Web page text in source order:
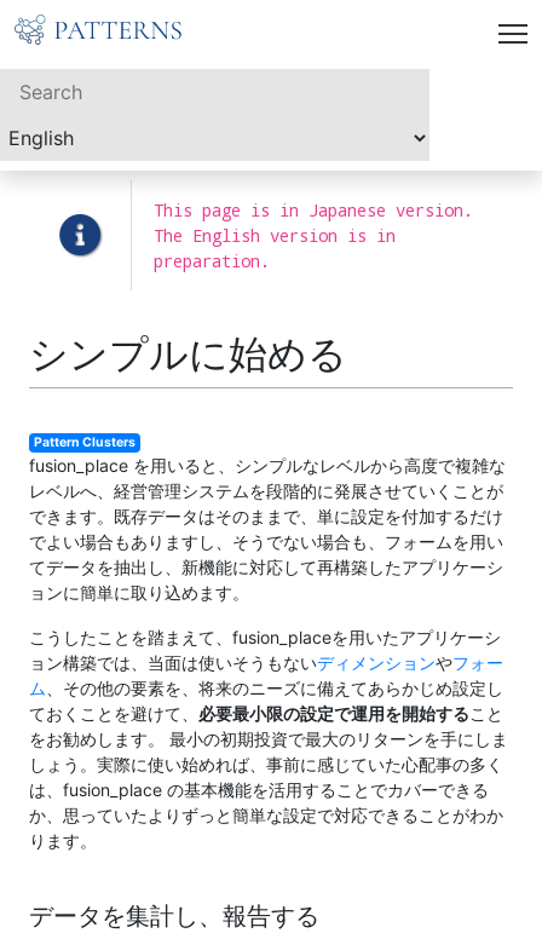
This page is in Japanese version.
The English version is in
preparation.
シンプルに始める
Pattern Clusters
fusion_place を用いると、シンプルなレベルから高度で複雑な
レベルへ、経営管理システムを段階的に発展させていくことが
できます。既存データはそのままで、単に設定を付加するだけ
でよい場合もありますし、そうでない場合も、フォームを用い
てデータを抽出し、新機能に対応して再構築したアプリケーシ
ョンに簡単に取り込めます。
こうしたことを踏まえて、fusion_placeを用いたアプリケーシ
ョン構築では、当面は使いそうもないディメンションやフォー
ム 、その他の要素を、将来のニーズに備えてあらかじめ設定し
ておくことを避けて、 必要最小限の設定で運用を開始すること
をお勧めします。 最小の初期投資で最大のリターンを手にしま
しょう。実際に使い始めれば、事前に感じていた心配事の多く
は、fusion_place の基本機能を活用することでカバーできる
か、思っていたよりずっと簡単な設定で対応できることがわか
ります。
データを集計し、報告する